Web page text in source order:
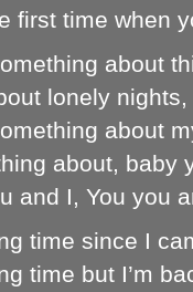
first time when
about
lonely
about
about, baby
and I, You you
time since I
time but I’m